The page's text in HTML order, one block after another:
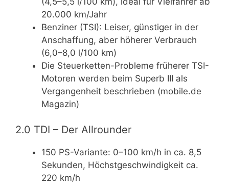
20.000 km/Jahr
Benziner (TSI): Leiser, günstiger in der
Anschaffung, aber höherer Verbrauch
(6,0–8,0 l/100 km)
Die Steuerketten-Probleme früherer TSI-
Motoren werden beim Superb III als
Vergangenheit beschrieben (mobile.de
Magazin)
2.0 TDI – Der Allrounder
150 PS-Variante: 0–100 km/h in ca. 8,5
Sekunden, Höchstgeschwindigkeit ca.
220 km/h